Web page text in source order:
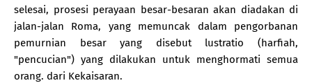
selesai, prosesi perayaan besar-besaran akan diadakan di
jalan-jalan Roma, yang memuncak dalam pengorbanan
pemurnian besar yang disebut lustratio (harfiah,
"pencucian") yang dilakukan untuk menghormati semua
orang. dari Kekaisaran.